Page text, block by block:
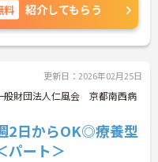
程度です。
ちの方も安
りながら車
ど、さらに
相談くださ
料 紹介してもらう
更新日：2026年02月25日
般財団法人仁風会 京都南西病
2日からOK◎療養型
パート＞